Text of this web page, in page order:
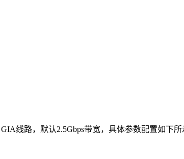
线路，默认2.5Gbps带宽，具体参数配置如下